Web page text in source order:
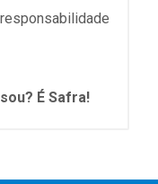
É Safra!